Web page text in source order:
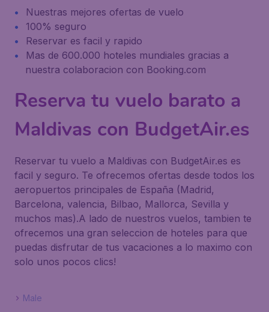
Nuestras mejores ofertas de vuelo
100% seguro
Reservar es facil y rapido
Mas de 600.000 hoteles mundiales gracias a
nuestra colaboracion con Booking.com
Reserva tu vuelo barato a
Maldivas con BudgetAir.es
Reservar tu vuelo a Maldivas con BudgetAir.es es
facil y seguro. Te ofrecemos ofertas desde todos los
aeropuertos principales de España (Madrid,
Barcelona, valencia, Bilbao, Mallorca, Sevilla y
muchos mas).A lado de nuestros vuelos, tambien te
ofrecemos una gran seleccion de hoteles para que
puedas disfrutar de tus vacaciones a lo maximo con
solo unos pocos clics!
Male